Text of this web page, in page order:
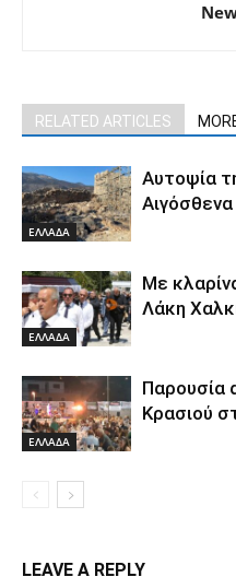
RELATED ARTICLES
ΕΛΛΑΔΑ
Αυτοψία
ΕΛΛΑΔΑ
Με
Λάκη
ΕΛΛΑΔΑ
Παρουσία
Κρασιού
LEAVE A REPLY